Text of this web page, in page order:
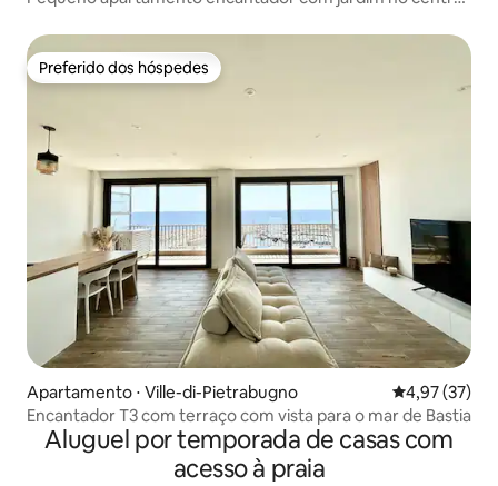
Preferido dos hóspedes
Preferido dos hóspedes
Apartamento ⋅ Ville-di-Pietrabugno 4,97 de uma
4,97 (37)
Encantador T3 com terraço com vista para o mar de Bastia
Aluguel por temporada de casas com
acesso à praia